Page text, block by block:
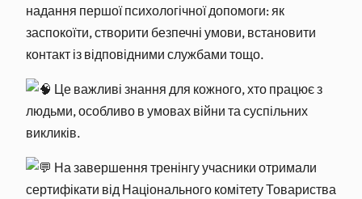
надання першої психологічної допомоги: як
заспокоїти, створити безпечні умови, встановити
контакт із відповідними службами тощо.
Це важливі знання для кожного, хто працює з
людьми, особливо в умовах війни та суспільних
викликів.
На завершення тренінгу учасники отримали
сертифікати від Національного комітету Товариства